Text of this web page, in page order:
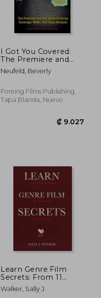
I Got You Covered:
The Premiere and
Fun Guide to Script
Coverage, Notes, and
Inglés)
Neufeld, Beverly
Foreing Films Publishing,
Tapa Blanda, Nuevo
Learn Genre Film
Secrets: From 11
Genres in 22 Films
with 24 Concepts to
Walker, Sally J.